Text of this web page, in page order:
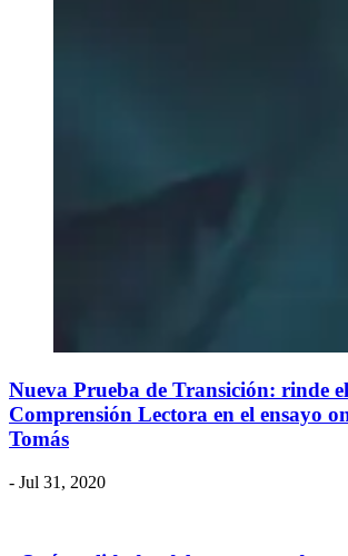
Nueva Prueba de Transición: rinde
Comprensión Lectora en el ensayo
Tomás
- Jul 31, 2020